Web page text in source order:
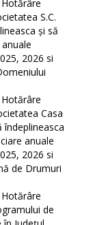
S.C.
și să
2026 si
Casa
îndeplineasca
anuale
2026 si
de Drumuri
de